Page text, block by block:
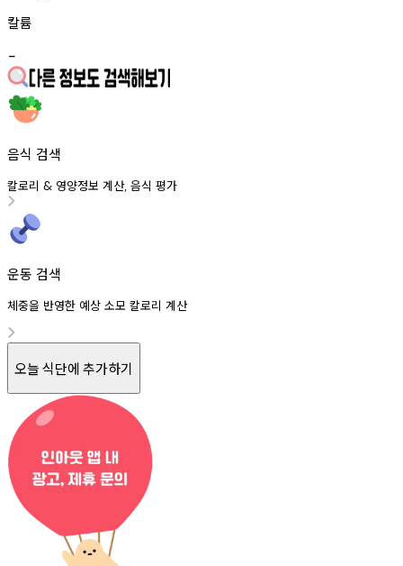
칼륨
-
음식 검색
칼로리 & 영양정보 계산, 음식 평가
운동 검색
체중을 반영한 예상 소모 칼로리 계산
오늘 식단에 추가하기